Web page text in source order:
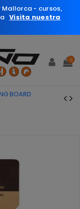
0
BOARD
Mallorca - cursos,
Visita nuestra